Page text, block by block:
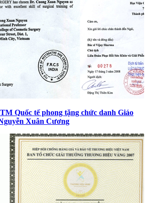
Quốc tế phong tặng chức danh Giáo
Xuân Cương